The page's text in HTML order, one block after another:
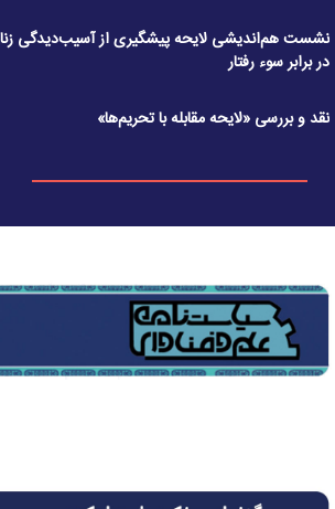
نشست هم‌اندیشی لایحه پیشگیری از آسیب‌دیدگی زنان
در برابر سوء رفتار
نقد و بررسی «لایحه مقابله با تحریم‌ها»